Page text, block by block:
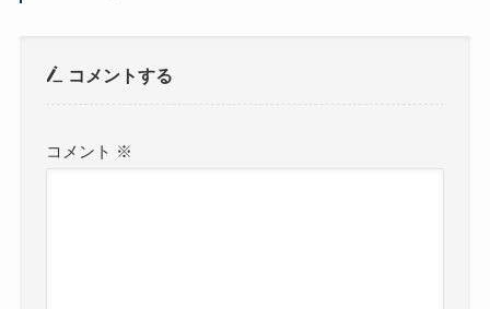
コメントする
コメント ※